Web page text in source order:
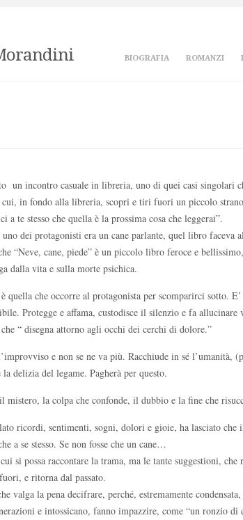
BIOGRAFIA ROMANZI
un incontro casuale in libreria, uno di quei casi singolari
in fondo alla libreria, scopri e tiri fuori un piccolo
a te stesso che quella è la prossima cosa che leggerai”.
uno dei protagonisti era un cane parlante, quel libro faceva
“Neve, cane, piede” è un piccolo libro feroce e
dalla vita e sulla morte psichica.
quella che occorre al protagonista per scomparirci sotto.
Protegge e affama, custodisce il silenzio e fa
“ disegna attorno agli occhi dei cerchi di dolore.”
e non se ne va più. Racchiude in sé l’umanità,
delizia del legame. Pagherà per questo.
mistero, la colpa che confonde, il dubbio e la fine che
ricordi, sentimenti, sogni, dolori e gioie, ha lasciato che
a se stesso. Se non fosse che un cane…
si possa raccontare la trama, ma le tante suggestioni,
e ritorna dal passato.
valga la pena decifrare, perché, estremamente
e intossicano, fanno impazzire, come “un ronzio